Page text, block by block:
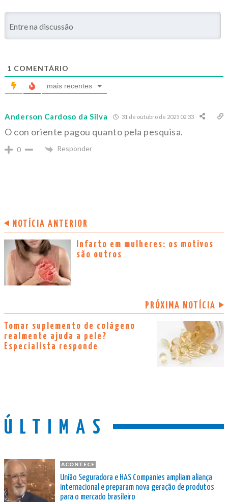
1 COMENTÁRIO
mais recentes
Anderson Cardoso da Silva 31 de outubro de 2025 02:33
O con oriente pagou quanto pela pesquisa.
0 Responder
NOTÍCIA ANTERIOR
Infarto em mulheres: os motivos
são outros
PRÓXIMA NOTÍCIA
Tomar suplemento de colágeno
realmente ajuda a pele?
Especialista responde
ÚLTIMAS
ACONTECE
União Seguradora e HAS Companies ampliam aliança
internacional e preparam nova geração de produtos
para o mercado brasileiro